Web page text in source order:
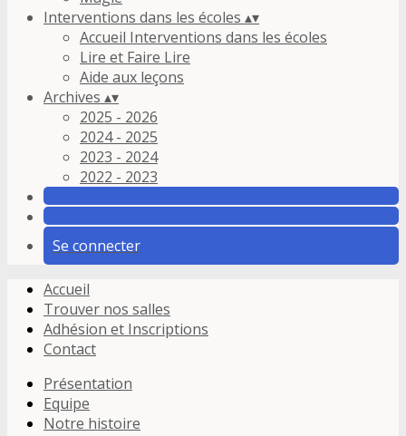
Interventions dans les écoles ▴▾
Accueil Interventions dans les écoles
Lire et Faire Lire
Aide aux leçons
Archives ▴▾
2025 - 2026
2024 - 2025
2023 - 2024
2022 - 2023
Se connecter
Accueil
Trouver nos salles
Adhésion et Inscriptions
Contact
Présentation
Equipe
Notre histoire